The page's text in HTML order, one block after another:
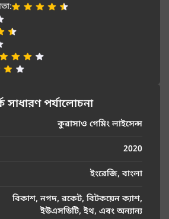
সাধারণ পর্যালোচনা
কুরাসাও গেমিং লাইসেন্স
2020
ইংরেজি, বাংলা
বিকাশ, নগদ, রকেট, বিটকয়েন ক্যাশ,
ইউএসডিটি, ইথ, এবং অন্যান্য